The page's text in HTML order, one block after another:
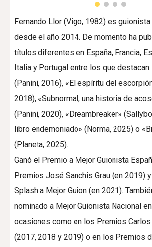
Fernando Llor (Vigo, 1982) es
desde el año 2014. De momento ha
títulos diferentes en España, Francia,
Italia y Portugal entre los que
(Panini, 2016), «El espíritu del
2018), «Subnormal, una historia de
(Panini, 2020), «Dreambreaker»
libro endemoniado» (Norma, 2025) o
(Planeta, 2025).
Ganó el Premio a Mejor Guionista
Premios José Sanchis Grau (en 2019)
Splash a Mejor Guion (en 2021).
nominado a Mejor Guionista Nacional
ocasiones como en los Premios Carlos
(2017, 2018 y 2019) o en los Premios